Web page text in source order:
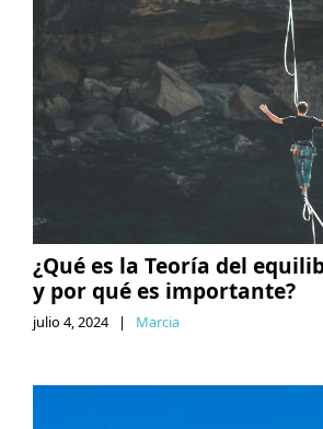
¿Qué es la Teoría del
y por qué es importante?
julio 4, 2024 | Marcia